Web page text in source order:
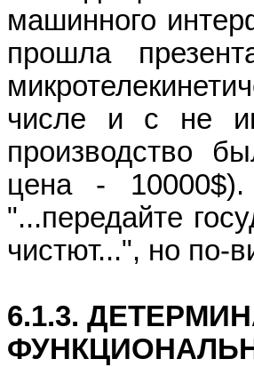
машинного
прошла
числе и с не
производство
цена - 10000$).
"...передайте
чистют...", но по-
6.1.3.